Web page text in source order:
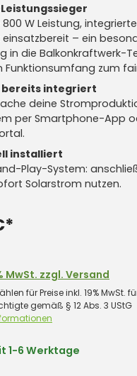
W Leistung,
– ein
in die Balkonkraftwerk-
Funktionsumfang zum
bereits integriert
deine
per Smartphone-App
installiert
Play-System:
Solarstrom nutzen.
MwSt. zzgl. Versand
für Preise inkl. 19% MwSt.
gemäß § 12 Abs. 3 UStG
1-6 Werktage